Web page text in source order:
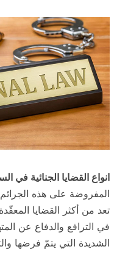
انواع القضايا الجنائية في
المفروضة على هذه الجرائم
تعد من أكثر القضايا
في الترافع والدفاع عن
الشديدة التي يتمّ فرضها